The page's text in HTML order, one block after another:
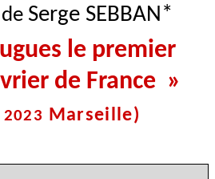
Serge SEBBAN*
le premier
de France »
2023 Marseille)